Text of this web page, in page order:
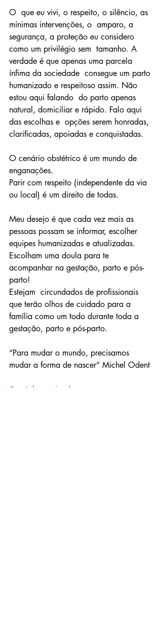
O  que eu vivi, o respeito, o silêncio, as
mínimas intervenções, o  amparo, a
segurança, a proteção eu considero
como um privilégio sem  tamanho. A
verdade é que apenas uma parcela
ínfima da sociedade  consegue um parto
humanizado e respeitoso assim. Não
estou aqui falando  do parto apenas
natural, domiciliar e rápido. Falo aqui
das escolhas e  opções serem honradas,
clarificadas, apoiadas e conquistadas.
O cenário obstétrico é um mundo de
enganações.
Parir com respeito (independente da via
ou local) é um direito de todas.
Meu desejo é que cada vez mais as
pessoas possam se informar, escolher
equipes humanizadas e atualizadas.
Escolham uma doula para te
acompanhar na gestação, parto e pós-
parto!
Estejam  circundados de profissionais
que terão olhos de cuidado para a
família como um todo durante toda a
gestação, parto e pós-parto.
“Para mudar o mundo, precisamos
mudar a forma de nascer” Michel Odent
#partohumanizado